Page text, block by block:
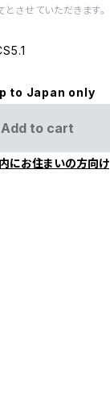
させていただきます。
to Japan only
Add to cart
にお住まいの方向け